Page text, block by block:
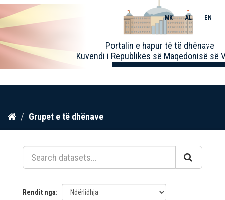
Kalo
përmbajtja
Portalin e hapur të të dhënave
Kuvendi i Republikës së Maqedonisë së
MK AL EN
Toggle
Grupet e të dhënave
Rendit nga